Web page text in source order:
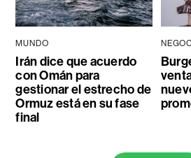
MUNDO
Irán dice que acuerdo
con Omán para
gestionar el estrecho de
Ormuz está en su fase
final